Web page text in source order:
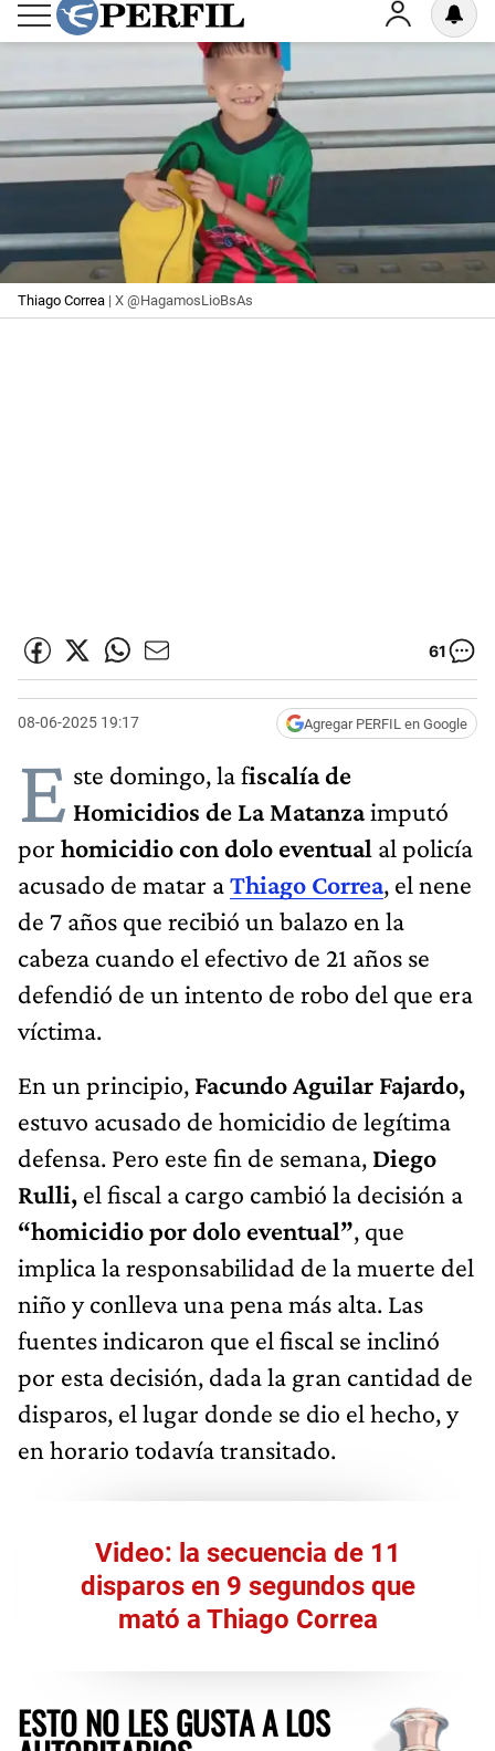
Thiago Correa| X @HagamosLioBsAs
08-06-2025 19:17 Agregar PERFIL en Google
Este domingo, la f
iscalía de
Homicidios de La Matanza
porhomicidio con dolo eventualal policía
acusado de matar aThiago Correa, el nene
de 7 años que recibió un balazo en la
cabeza cuando el efectivo de 21 años se
defendió de un intento de robo del que era
víctima.
En un principio,
estuvo acusado de homicidio de legítima
defensa. Pero este fin de semana,Diego
Rulli,el fiscal a cargo cambió la decisión a
“homicidio por dolo eventual” , que
implica la responsabilidad de la muerte del
niño y conlleva una pena más alta. Las
fuentes indicaron que el fiscal se inclinó
por esta decisión, dada la gran cantidad de
disparos, el lugar donde se dio el hecho, y
en horario todavía transitado.
disparos en 9 segundos que
mató a Thiago Correa
AUTORITARIOS